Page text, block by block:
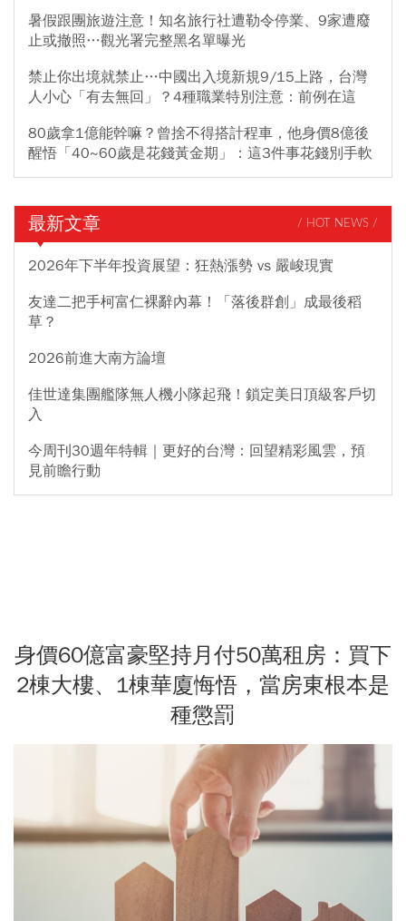
暑假跟團旅遊注意！知名旅行社遭勒令停業、9家遭廢
止或撤照…觀光署完整黑名單曝光
禁止你出境就禁止…中國出入境新規9/15上路，台灣
人小心「有去無回」？4種職業特別注意：前例在這
80歲拿1億能幹嘛？曾捨不得搭計程車，他身價8億後
醒悟「40~60歲是花錢黃金期」：這3件事花錢別手軟
最新文章 / HOT NEWS /
2026年下半年投資展望：狂熱漲勢 vs 嚴峻現實
友達二把手柯富仁裸辭內幕！「落後群創」成最後稻
草？
2026前進大南方論壇
佳世達集團艦隊無人機小隊起飛！鎖定美日頂級客戶切
入
今周刊30週年特輯｜更好的台灣：回望精彩風雲，預
見前瞻行動
身價60億富豪堅持月付50萬租房：買下
2棟大樓、1棟華廈悔悟，當房東根本是
種懲罰